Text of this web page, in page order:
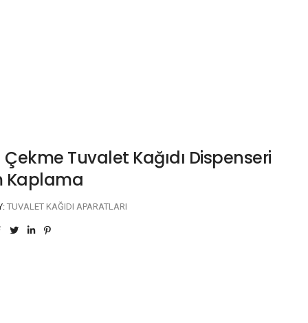
Tuvalet Kağıdı Dispenseri
Kaplama
TUVALET KAĞIDI APARATLARI